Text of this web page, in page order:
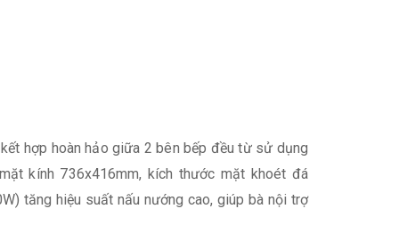
hợp hoàn hảo giữa 2 bên bếp đều từ sử dụng
kính 736x416mm, kích thước mặt khoét đá
tăng hiệu suất nấu nướng cao, giúp bà nội trợ